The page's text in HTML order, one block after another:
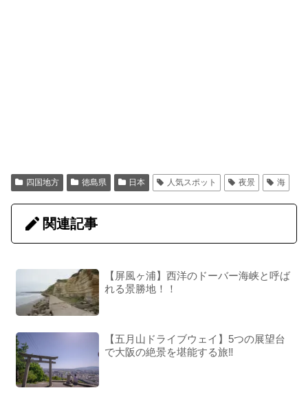
四国地方 徳島県 日本 人気スポット 夜景 海
関連記事
【屏風ヶ浦】西洋のドーバー海峡と呼ば
れる景勝地！！
【五月山ドライブウェイ】5つの展望台
で大阪の絶景を堪能する旅‼︎